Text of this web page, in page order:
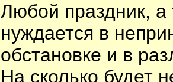
Любой праздник,
нуждается в
обстановке и в
На сколько будет